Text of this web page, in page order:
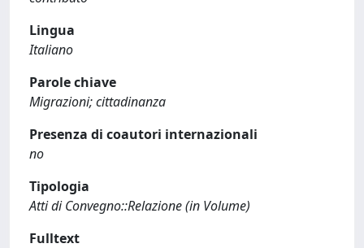
Lingua
Italiano
Parole chiave
Migrazioni; cittadinanza
Presenza di coautori internazionali
no
Tipologia
Atti di Convegno::Relazione (in Volume)
Fulltext